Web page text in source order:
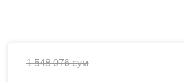
1 548 076 сум